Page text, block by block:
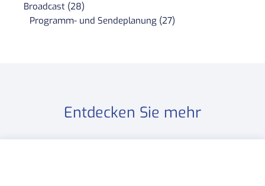
Broadcast (28)
Programm- und Sendeplanung (27)
Entdecken Sie mehr